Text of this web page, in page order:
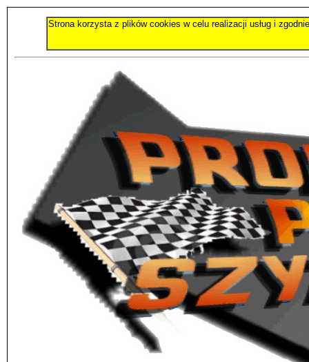
Strona korzysta z plików cookies w celu realizacji usług i